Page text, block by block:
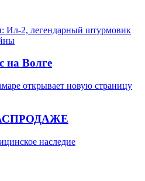
Ил-2, легендарный штурмовик
на Волге
открывает новую страницу
наследие